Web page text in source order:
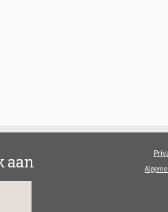
aan